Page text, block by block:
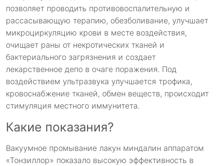
позволяет проводить противовоспалительную и
рассасывающую терапию, обезболивание, улучшает
микроциркуляцию крови в месте воздействия,
очищает раны от некротических тканей и
бактериального загрязнения и создает
лекарственное депо в очаге поражения. Под
воздействием ультразвука улучшается трофика,
кровоснабжение тканей, обмен веществ, происходит
стимуляция местного иммунитета.
Какие показания?
Вакуумное промывание лакун миндалин аппаратом
«Тонзиллор» показало высокую эффективность в